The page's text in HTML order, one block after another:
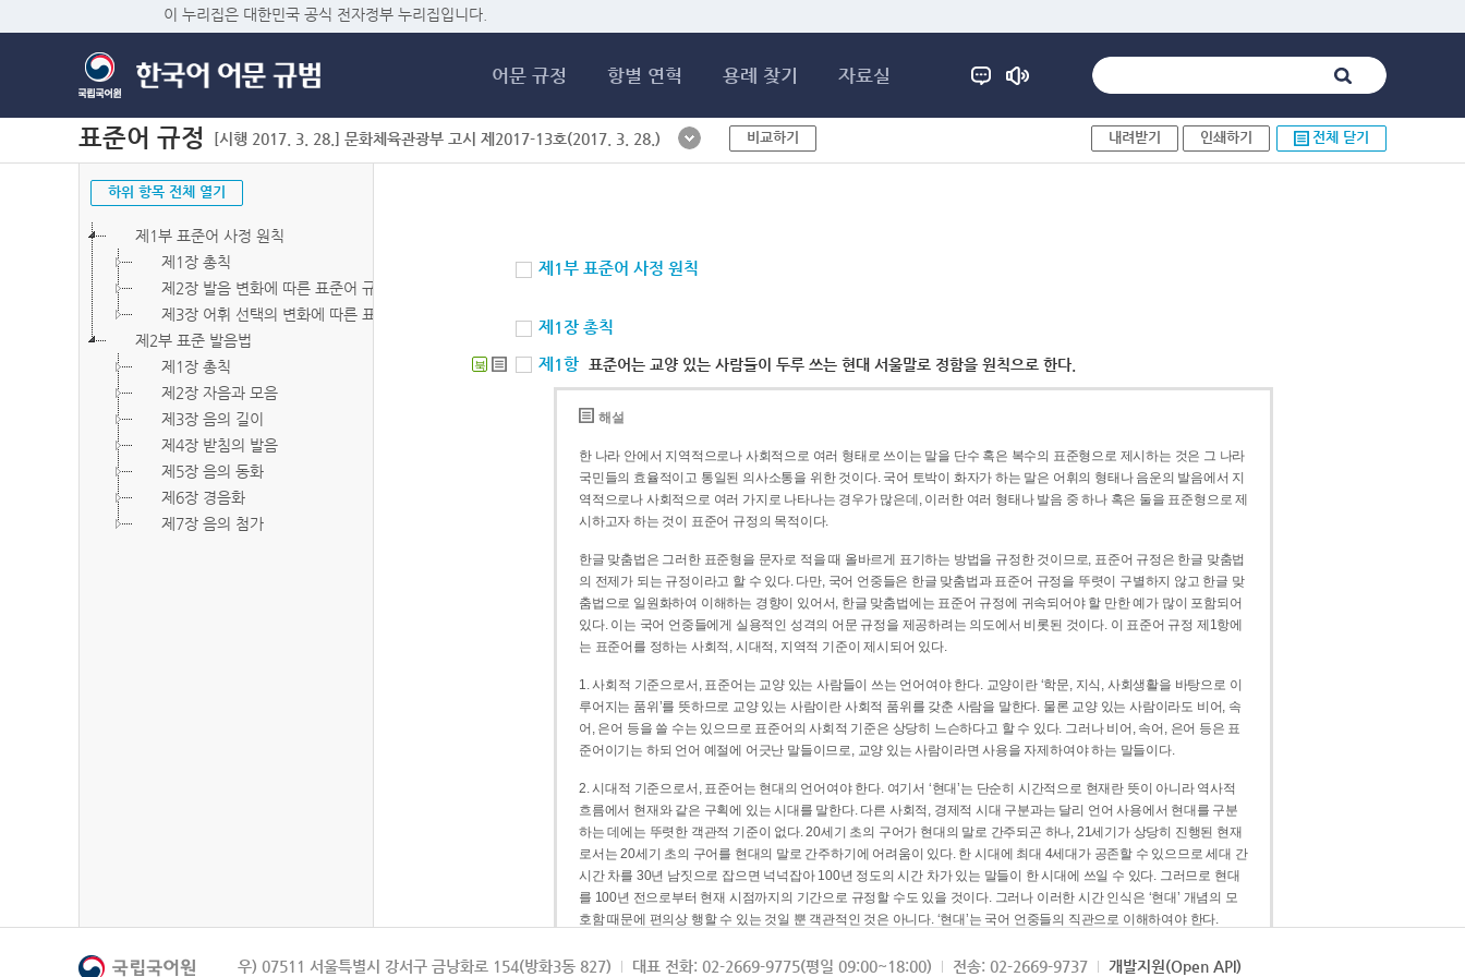
이 누리집은 대한민국 공식 전자정부 누리집입니다.
어문 규정 항별 연혁 용례 찾기 자료실
표준어 규정 [시행 2017. 3. 28.] 문화체육관광부 고시 제2017-13호(2017. 3. 28.) 비교하기 내려받기 인쇄하기 전체 닫기
하위 항목 전체 열기
제1부 표준어 사정 원칙
제1장 총칙
제2장 발음 변화에 따른 표준어 규정
제3장 어휘 선택의 변화에 따른 표준어 규정
제2부 표준 발음법
제1장 총칙
제2장 자음과 모음
제3장 음의 길이
제4장 받침의 발음
제5장 음의 동화
제6장 경음화
제7장 음의 첨가
제1부 표준어 사정 원칙
제1장 총칙
북 제1항 표준어는 교양 있는 사람들이 두루 쓰는 현대 서울말로 정함을 원칙으로 한다.
해설
한 나라 안에서 지역적으로나 사회적으로 여러 형태로 쓰이는 말을 단수 혹은 복수의 표준형으로 제시하는 것은 그 나라
국민들의 효율적이고 통일된 의사소통을 위한 것이다. 국어 토박이 화자가 하는 말은 어휘의 형태나 음운의 발음에서 지
역적으로나 사회적으로 여러 가지로 나타나는 경우가 많은데, 이러한 여러 형태나 발음 중 하나 혹은 둘을 표준형으로 제
시하고자 하는 것이 표준어 규정의 목적이다.
한글 맞춤법은 그러한 표준형을 문자로 적을 때 올바르게 표기하는 방법을 규정한 것이므로, 표준어 규정은 한글 맞춤법
의 전제가 되는 규정이라고 할 수 있다. 다만, 국어 언중들은 한글 맞춤법과 표준어 규정을 뚜렷이 구별하지 않고 한글 맞
춤법으로 일원화하여 이해하는 경향이 있어서, 한글 맞춤법에는 표준어 규정에 귀속되어야 할 만한 예가 많이 포함되어
있다. 이는 국어 언중들에게 실용적인 성격의 어문 규정을 제공하려는 의도에서 비롯된 것이다. 이 표준어 규정 제1항에
는 표준어를 정하는 사회적, 시대적, 지역적 기준이 제시되어 있다.
1. 사회적 기준으로서, 표준어는 교양 있는 사람들이 쓰는 언어여야 한다. 교양이란 ‘학문, 지식, 사회생활을 바탕으로 이
루어지는 품위’를 뜻하므로 교양 있는 사람이란 사회적 품위를 갖춘 사람을 말한다. 물론 교양 있는 사람이라도 비어, 속
어, 은어 등을 쓸 수는 있으므로 표준어의 사회적 기준은 상당히 느슨하다고 할 수 있다. 그러나 비어, 속어, 은어 등은 표
준어이기는 하되 언어 예절에 어긋난 말들이므로, 교양 있는 사람이라면 사용을 자제하여야 하는 말들이다.
2. 시대적 기준으로서, 표준어는 현대의 언어여야 한다. 여기서 ‘현대’는 단순히 시간적으로 현재란 뜻이 아니라 역사적
흐름에서 현재와 같은 구획에 있는 시대를 말한다. 다른 사회적, 경제적 시대 구분과는 달리 언어 사용에서 현대를 구분
하는 데에는 뚜렷한 객관적 기준이 없다. 20세기 초의 구어가 현대의 말로 간주되곤 하나, 21세기가 상당히 진행된 현재
로서는 20세기 초의 구어를 현대의 말로 간주하기에 어려움이 있다. 한 시대에 최대 4세대가 공존할 수 있으므로 세대 간
시간 차를 30년 남짓으로 잡으면 넉넉잡아 100년 정도의 시간 차가 있는 말들이 한 시대에 쓰일 수 있다. 그러므로 현대
를 100년 전으로부터 현재 시점까지의 기간으로 규정할 수도 있을 것이다. 그러나 이러한 시간 인식은 ‘현대’ 개념의 모
호함 때문에 편의상 행할 수 있는 것일 뿐 객관적인 것은 아니다. ‘현대’는 국어 언중들의 직관으로 이해하여야 한다.
3. 지역적 기준으로서, 표준어는 서울말이어야 한다. 이는 표준어의 공용어적 성격을 가장 크게 드러내 주는 기준이다.
우) 07511 서울특별시 강서구 금낭화로 154(방화3동 827) 대표 전화: 02-2669-9775(평일 09:00~18:00) 전송: 02-2669-9737 개발지원(Open API)